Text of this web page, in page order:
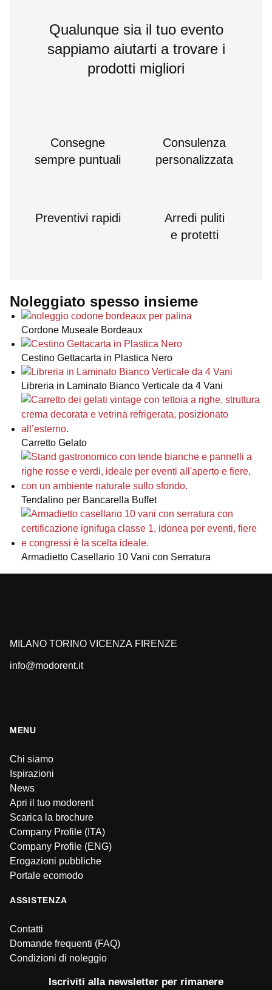
Qualunque sia il tuo evento
sappiamo aiutarti a trovare i
prodotti migliori
Consegne
sempre puntuali
Consulenza
personalizzata
Preventivi rapidi
Arredi puliti
e protetti
Noleggiato spesso insieme
Cordone Museale Bordeaux
Cestino Gettacarta in Plastica Nero
Libreria in Laminato Bianco Verticale da 4 Vani
Carretto Gelato
Tendalino per Bancarella Buffet
Armadietto Casellario 10 Vani con Serratura
MILANO TORINO VICENZA FIRENZE
info@modorent.it
MENU
Chi siamo
Ispirazioni
News
Apri il tuo modorent
Scarica la brochure
Company Profile (ITA)
Company Profile (ENG)
Erogazioni pubbliche
Portale ecomodo
ASSISTENZA
Contatti
Domande frequenti (FAQ)
Condizioni di noleggio
Iscriviti alla newsletter per rimanere